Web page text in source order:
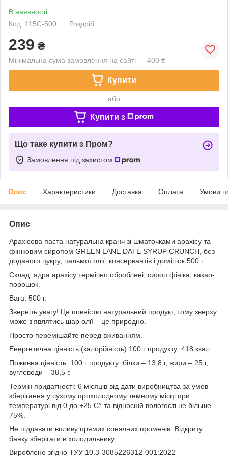
В наявності
Код: 115C-500
Роздріб
239 ₴
Мінімальна сума замовлення на сайті — 400 ₴
Купити
або
Купити з
Що таке купити з Пром?
Замовлення під захистом
Опис Характеристики Доставка Оплата Умови
Опис
Арахісова паста натуральна кранч зі шматочками арахісу та
фініковим сиропом GREEN LANE DATE SYRUP CRUNCH, без
доданого цукру, пальмої олії, консервантів і домішок 500 г.
Склад: ядра арахісу термічно оброблені, сироп фініка, какао-
порошок.
Вага: 500 г.
Зверніть увагу! Це повністю натуральний продукт, тому зверху
може з'являтись шар олії – це природно.
Просто перемішайте перед вживанням.
Енергетична цінність (калорійність) 100 г продукту: 418 ккал.
Поживна цінність: 100 г продукту: білки – 13,8 г, жири – 25 г,
вуглеводи – 38,5 г.
Термін придатності: 6 місяців від дати виробництва за умов
зберігання у сухому прохолодному темному місці при
температурі від 0 до +25 С° та відносній вологості не більше
75%.
Не піддавати впливу прямих сонячних променів. Відкриту
банку зберігати в холодильнику.
Вироблено згідно ТУУ 10.3-3085226312-001:2022